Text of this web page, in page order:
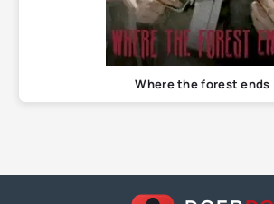
Where the forest ends